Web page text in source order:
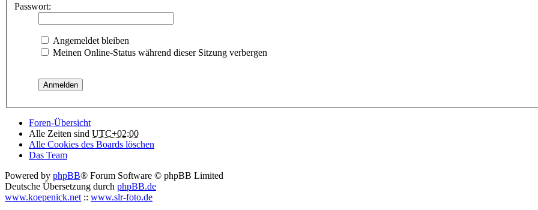
Passwort:
Angemeldet bleiben
Meinen Online-Status während dieser Sitzung verbergen
Foren-Übersicht
Alle Zeiten sind UTC+02:00
Alle Cookies des Boards löschen
Das Team
Powered by phpBB® Forum Software © phpBB Limited
Deutsche Übersetzung durch phpBB.de
www.koepenick.net :: www.slr-foto.de